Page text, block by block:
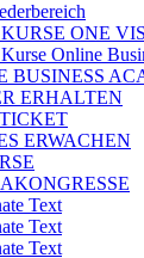
ONE
Online
BUSINESS
ERHALTEN
ERWACHEN